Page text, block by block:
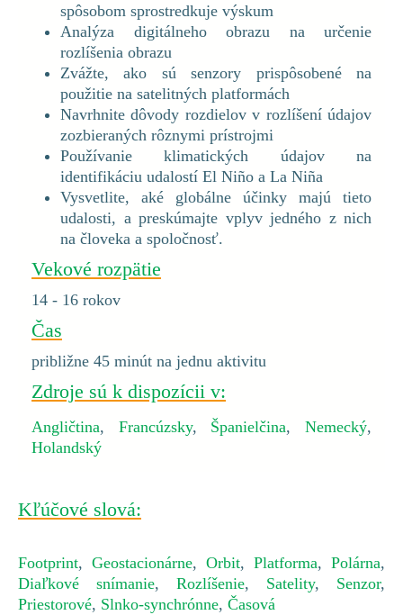
spôsobom sprostredkuje výskum
Analýza digitálneho obrazu na určenie
rozlíšenia obrazu
Zvážte, ako sú senzory prispôsobené na
použitie na satelitných platformách
Navrhnite dôvody rozdielov v rozlíšení údajov
zozbieraných rôznymi prístrojmi
Používanie klimatických údajov na
identifikáciu udalostí El Niño a La Niña
Vysvetlite, aké globálne účinky majú tieto
udalosti, a preskúmajte vplyv jedného z nich
na človeka a spoločnosť.
Vekové rozpätie
14 - 16 rokov
Čas
približne 45 minút na jednu aktivitu
Zdroje sú k dispozícii v:
Angličtina, Francúzsky, Španielčina,Nemecký,
Holandský
Kľúčové slová:
Footprint, Geostacionárne, Orbit, Platforma, Polárna,
Diaľkové snímanie, Rozlíšenie, Satelity, Senzor,
Priestorové, Slnko-synchrónne, Časová